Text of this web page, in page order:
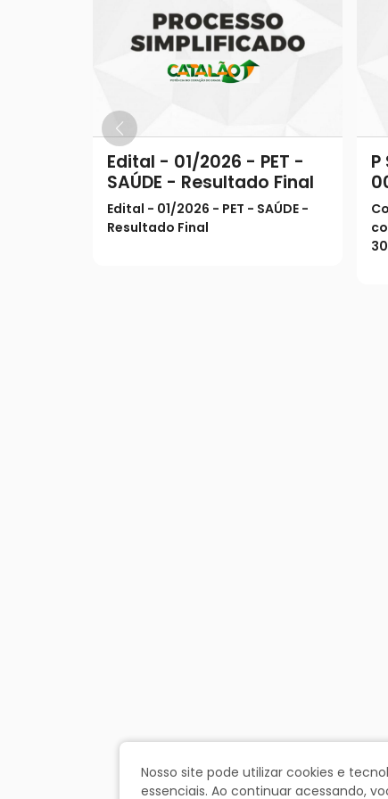
Edital - 01/2026 - PET -
SAÚDE - Resultado Final
Edital - 01/2026 - PET - SAÚDE -
Resultado Final
Nosso site pode utilizar cookies e
essenciais. Ao continuar acessando,